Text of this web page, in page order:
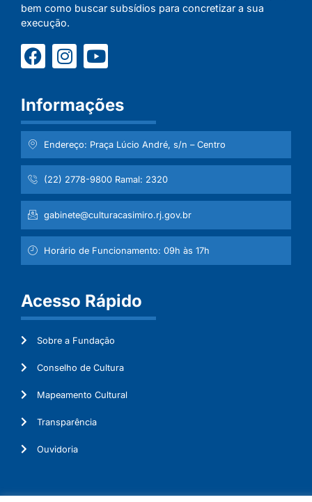
bem como buscar subsídios para concretizar a sua
execução.
Informações
Endereço: Praça Lúcio André, s/n – Centro
(22) 2778-9800 Ramal: 2320
gabinete@culturacasimiro.rj.gov.br
Horário de Funcionamento: 09h às 17h
Acesso Rápido
Sobre a Fundação
Conselho de Cultura
Mapeamento Cultural
Transparência
Ouvidoria